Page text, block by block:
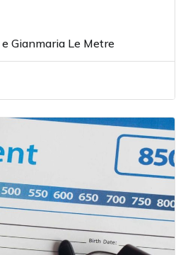
eGianmaria Le Metre